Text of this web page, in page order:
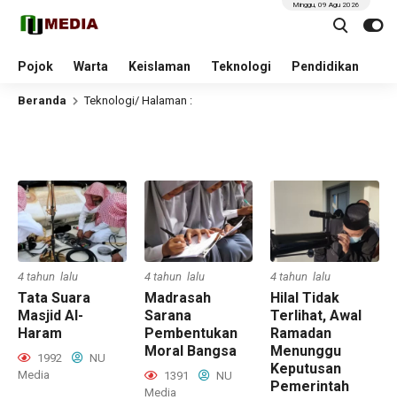
Pojok Warta Keislaman Teknologi Pendidikan
Minggu, 09 Agu 2026
Beranda Teknologi/ Halaman :
4 tahun lalu
Tata Suara
Masjid Al-
Haram
1992
NU
Media
4 tahun lalu
Madrasah
Sarana
Pembentukan
Moral Bangsa
1391
NU
Media
4 tahun lalu
Hilal Tidak
Terlihat, Awal
Ramadan
Menunggu
Keputusan
Pemerintah